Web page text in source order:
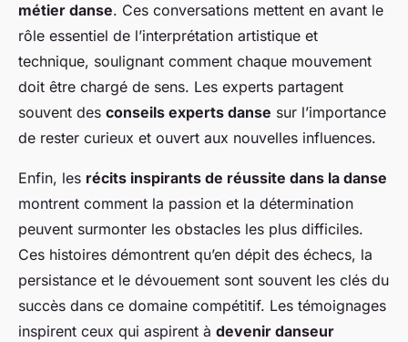
métier danse. Ces conversations mettent en avant le
rôle essentiel de l’interprétation artistique et
technique, soulignant comment chaque mouvement
doit être chargé de sens. Les experts partagent
souvent des conseils experts danse sur l’importance
de rester curieux et ouvert aux nouvelles influences.
Enfin, les récits inspirants de réussite dans la danse
montrent comment la passion et la détermination
peuvent surmonter les obstacles les plus difficiles.
Ces histoires démontrent qu’en dépit des échecs, la
persistance et le dévouement sont souvent les clés du
succès dans ce domaine compétitif. Les témoignages
inspirent ceux qui aspirent à devenir danseur